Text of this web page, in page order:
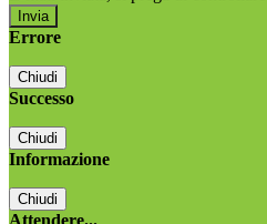
Errore
Chiudi
Successo
Chiudi
Informazione
Chiudi